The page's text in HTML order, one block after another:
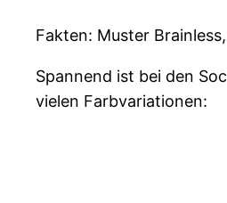
Fakten: Muster
Spannend ist bei den
vielen Farbvariationen: